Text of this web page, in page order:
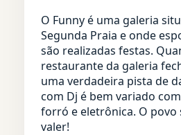
O Funny é uma galeria
Segunda Praia e onde
são realizadas festas.
restaurante da galeria
uma verdadeira pista de
com Dj é bem variado
forró e eletrônica. O povo
valer!